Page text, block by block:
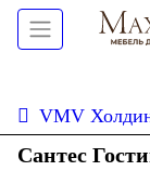
VMV
Сантес